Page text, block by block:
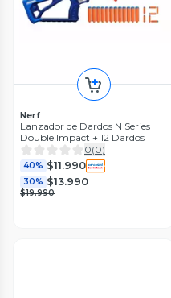
Nerf
Lanzador de Dardos N Series
Double Impact + 12 Dardos
0(0)
40% $11.990
30% $13.990
$19.990